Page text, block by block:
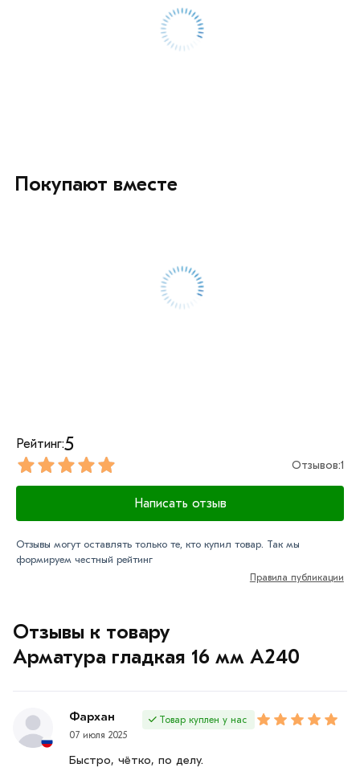
условий доставки или самовывоза.
Данний товар от производителя сертифицирован,
Покупают вместе
Отзывы к товару
Арматура гладкая 16 мм A240
Фархан
07 июля 2025
Товар куплен у нас
Быстро, чётко, по делу.
Рейтинг:5
Отзывов:1
Написать отзыв
Отзывы могут оставлять только те, кто купил товар. Так мы
формируем честный рейтинг
Правила публикации